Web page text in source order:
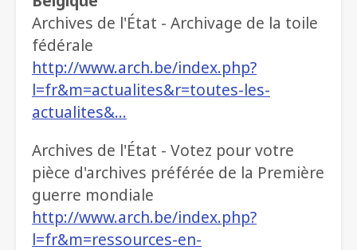
Archives de l'État - Archivage de la toile
fédérale
http://www.arch.be/index.php?
l=fr&m=actualites&r=toutes-les-
actualites&…
Archives de l'État - Votez pour votre
pièce d'archives préférée de la Première
guerre mondiale
http://www.arch.be/index.php?
l=fr&m=ressources-en-